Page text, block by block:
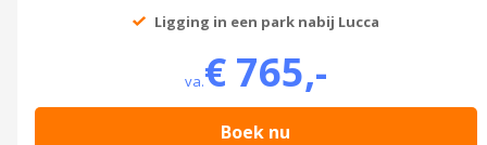
Ligging in een park nabij Lucca
va.€ 765,-
Boek nu